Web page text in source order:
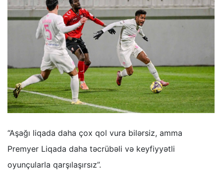
“Aşağı liqada daha çox qol vura bilərsiz, amma
Premyer Liqada daha təcrübəli və keyfiyyətli
oyunçularla qarşılaşırsız”.